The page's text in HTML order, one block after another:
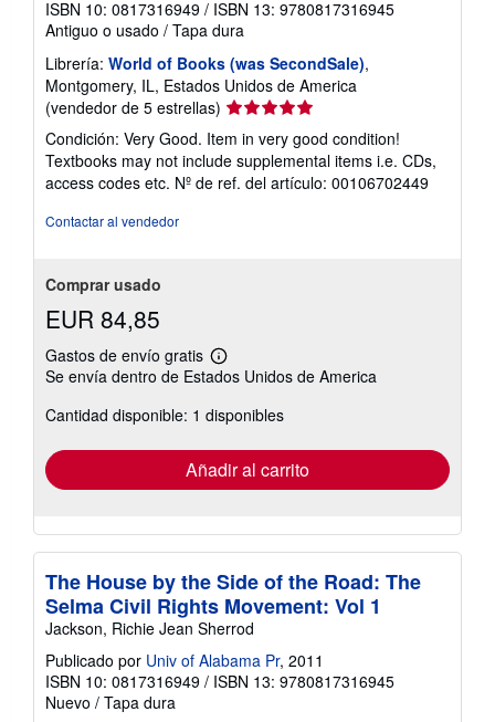
ISBN 10: 0817316949 / ISBN 13: 9780817316945
Antiguo o usado / Tapa dura
Librería: World of Books (was SecondSale),
Montgomery, IL, Estados Unidos de America
(vendedor de 5 estrellas) Calificación
vendedor:
5
de
Condición: Very Good. Item in very good condition!
Textbooks may not include supplemental items i.e. CDs,
access codes etc. Nº de ref. del artículo: 00106702449
Contactar al vendedor
Comprar usado
EUR 84,85
Gastos de envío gratis
Más
información
las
tarifas
envío
Se envía dentro de Estados Unidos de America
Cantidad disponible: 1 disponibles
Añadir al carrito
The House by the Side of the Road: The
Selma Civil Rights Movement: Vol 1
Jackson, Richie Jean Sherrod
Publicado por Univ of Alabama Pr, 2011
ISBN 10: 0817316949 / ISBN 13: 9780817316945
Nuevo / Tapa dura